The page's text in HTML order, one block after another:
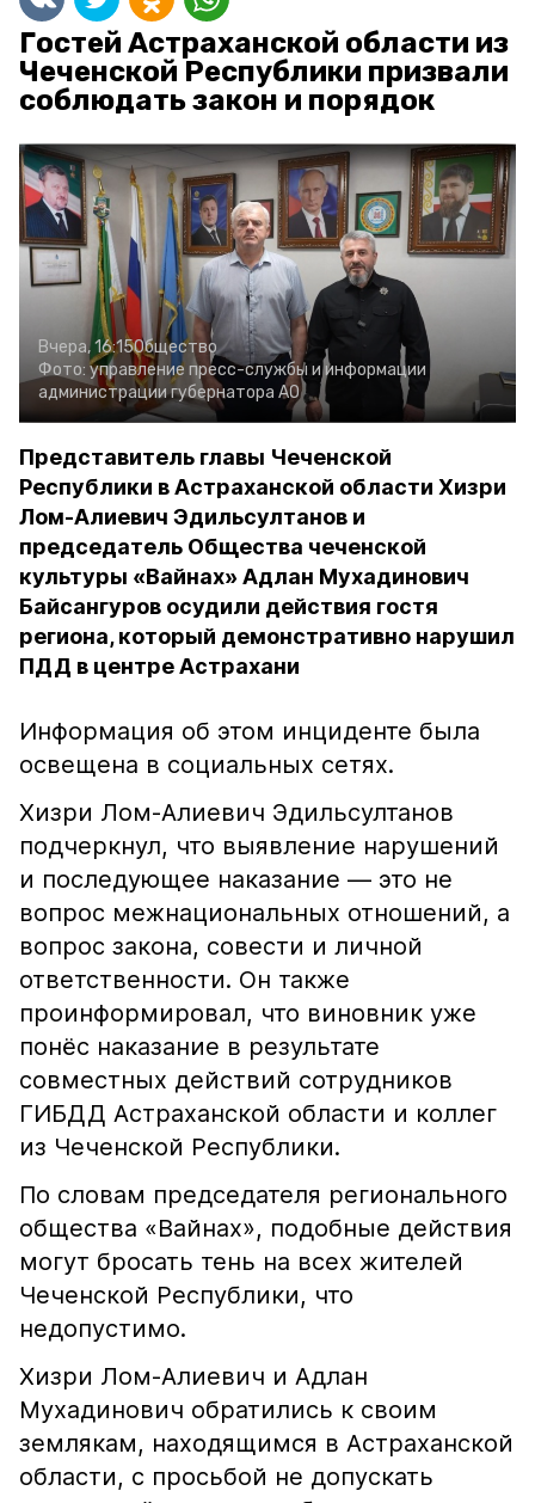
Гостей Астраханской области из
Чеченской Республики призвали
соблюдать закон и порядок
Вчера, 16:15Общество
Фото: управление пресс-службы и информации
администрации губернатора АО
Представитель главы Чеченской
Республики в Астраханской области Хизри
Лом-Алиевич Эдильсултанов и
председатель Общества чеченской
культуры «Вайнах» Адлан Мухадинович
Байсангуров осудили действия гостя
региона, который демонстративно нарушил
ПДД в центре Астрахани
Информация об этом инциденте была
освещена в социальных сетях.
Хизри Лом-Алиевич Эдильсултанов
подчеркнул, что выявление нарушений
и последующее наказание — это не
вопрос межнациональных отношений, а
вопрос закона, совести и личной
ответственности. Он также
проинформировал, что виновник уже
понёс наказание в результате
совместных действий сотрудников
ГИБДД Астраханской области и коллег
из Чеченской Республики.
По словам председателя регионального
общества «Вайнах», подобные действия
могут бросать тень на всех жителей
Чеченской Республики, что
недопустимо.
Хизри Лом-Алиевич и Адлан
Мухадинович обратились к своим
землякам, находящимся в Астраханской
области, с просьбой не допускать